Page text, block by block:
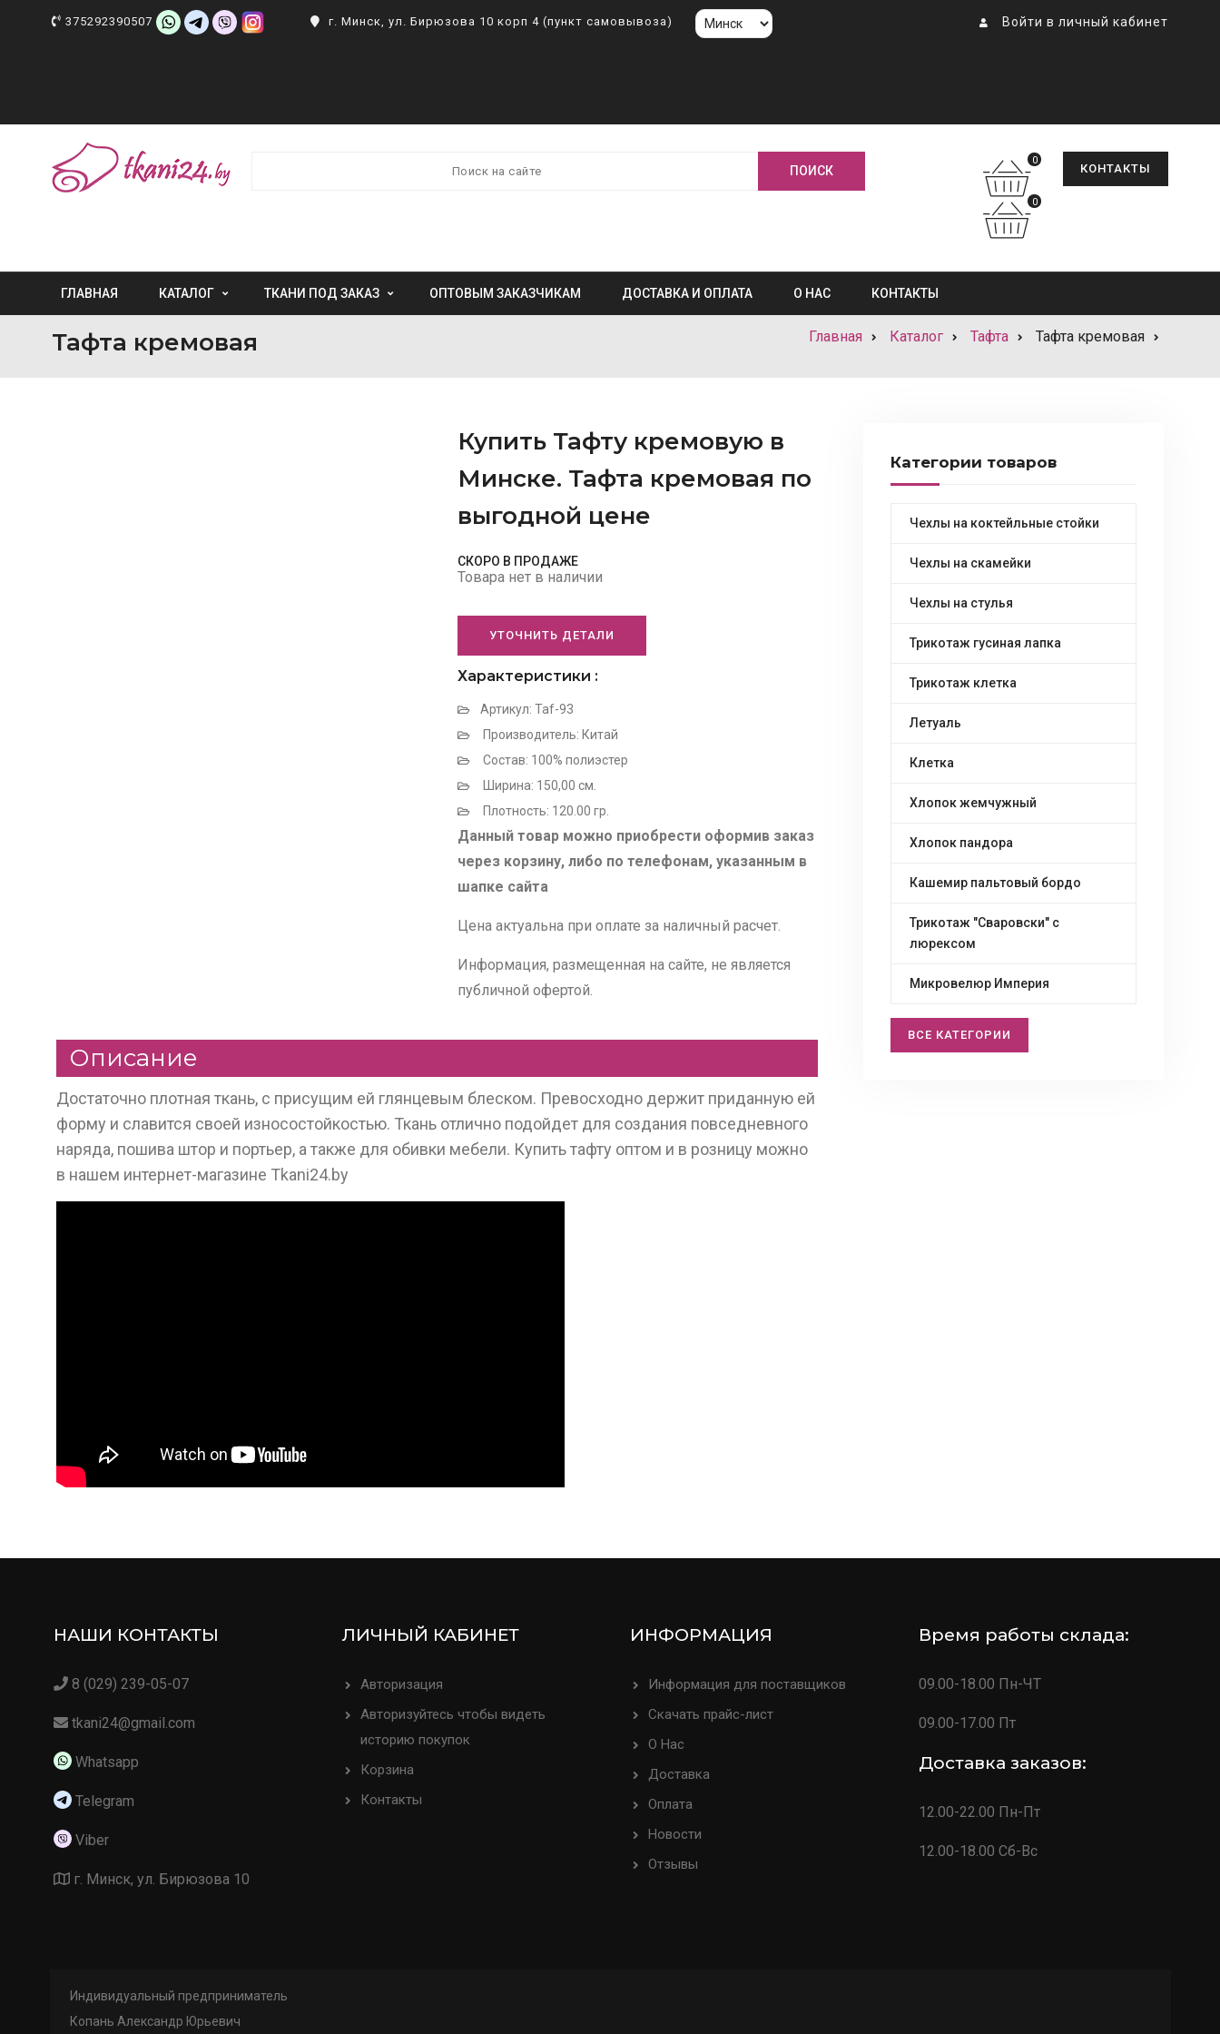
375292390507 г. Минск, ул. Бирюзова 10 корп 4 (пункт самовывоза) Войти в личный кабинет
КОНТАКТЫ
0
0
ГЛАВНАЯ КАТАЛОГ ТКАНИ ПОД ЗАКАЗ ОПТОВЫМ ЗАКАЗЧИКАМ ДОСТАВКА И ОПЛАТА О НАС КОНТАКТЫ
Тафта кремовая Главная Каталог Тафта Тафта кремовая
Купить Тафту кремовую в
Минске. Тафта кремовая по
выгодной цене
СКОРО В ПРОДАЖЕ
Товара нет в наличии
УТОЧНИТЬ ДЕТАЛИ
Характеристики :
Артикул: Taf-93
Производитель: Китай
Состав: 100% полиэстер
Ширина: 150,00 см.
Плотность: 120.00 гр.
Данный товар можно приобрести оформив заказ
через корзину, либо по телефонам, указанным в
шапке сайта
Цена актуальна при оплате за наличный расчет.
Информация, размещенная на сайте, не является
публичной офертой.
Описание
Достаточно плотная ткань, с присущим ей глянцевым блеском. Превосходно держит приданную ей
форму и славится своей износостойкостью. Ткань отлично подойдет для создания повседневного
наряда, пошива штор и портьер, а также для обивки мебели. Купить тафту оптом и в розницу можно
в нашем интернет-магазине Tkani24.by
Категории товаров
Чехлы на коктейльные стойки
Чехлы на скамейки
Чехлы на стулья
Трикотаж гусиная лапка
Трикотаж клетка
Летуаль
Клетка
Хлопок жемчужный
Хлопок пандора
Кашемир пальтовый бордо
Трикотаж "Сваровски" c
люрексом
Микровелюр Империя
ВСЕ КАТЕГОРИИ
НАШИ КОНТАКТЫ
8 (029) 239-05-07
tkani24@gmail.com
Whatsapp
Telegram
Viber
г. Минск, ул. Бирюзова 10
ЛИЧНЫЙ КАБИНЕТ
Авторизация
Авторизуйтесь чтобы видеть
историю покупок
Корзина
Контакты
ИНФОРМАЦИЯ
Информация для поставщиков
Скачать прайс-лист
О Нас
Доставка
Оплата
Новости
Отзывы
Время работы склада:
09.00-18.00 Пн-ЧТ
09.00-17.00 Пт
Доставка заказов:
12.00-22.00 Пн-Пт
12.00-18.00 Сб-Вс
Индивидуальный предприниматель
Копань Александр Юрьевич